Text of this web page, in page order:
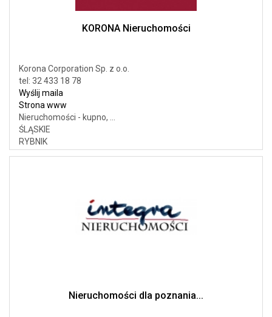
KORONA Nieruchomości
Korona Corporation Sp. z o.o.
tel: 32 433 18 78
Wyślij maila
Strona www
Nieruchomości - kupno, ...
ŚLĄSKIE
RYBNIK
Nieruchomości dla poznania...